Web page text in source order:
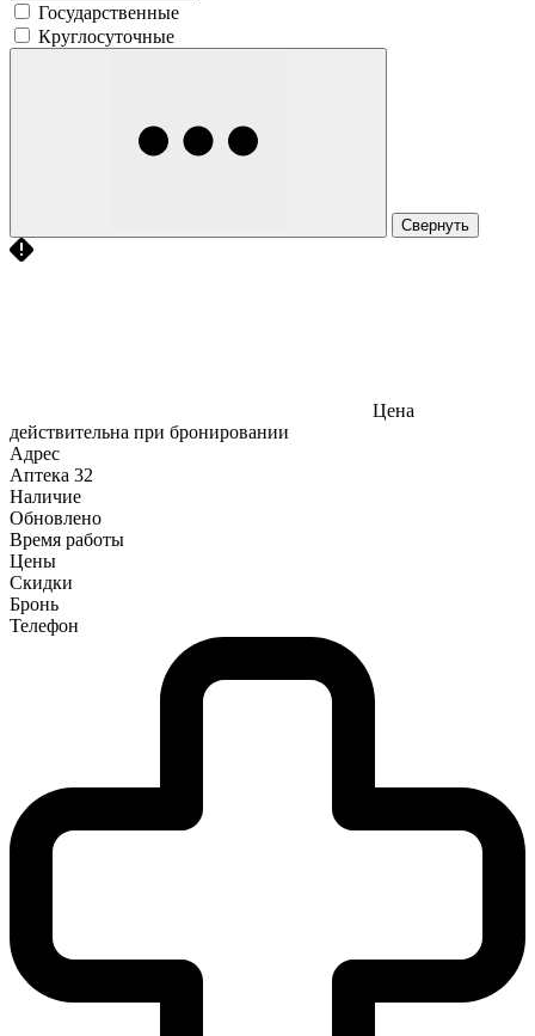
Государственные
Круглосуточные
Свернуть
Цена
действительна при бронировании
Адрес
Аптека 32
Наличие
Обновлено
Время работы
Цены
Скидки
Бронь
Телефон